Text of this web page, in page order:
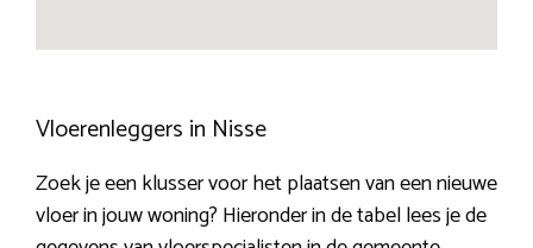
Vloerenleggers in Nisse
Zoek je een klusser voor het plaatsen van een nieuwe
vloer in jouw woning? Hieronder in de tabel lees je de